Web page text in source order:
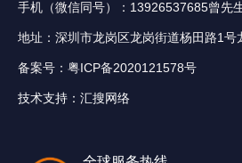
手机（微信同号）：13926537685曾先
地址：深圳市龙岗区龙岗街道杨田路1号
备案号： 粤ICP备2020121578号
技术支持： 汇搜网络